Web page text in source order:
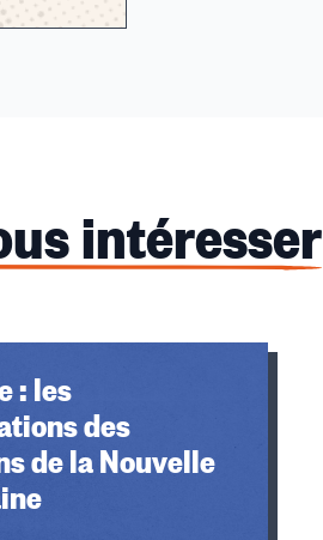
intéresser
: les
des
de la Nouvelle